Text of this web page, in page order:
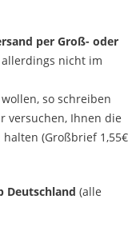
per Groß- oder
nicht im
so schreiben
versuchen, Ihnen die
(Großbrief 1,55€
Deutschland (alle